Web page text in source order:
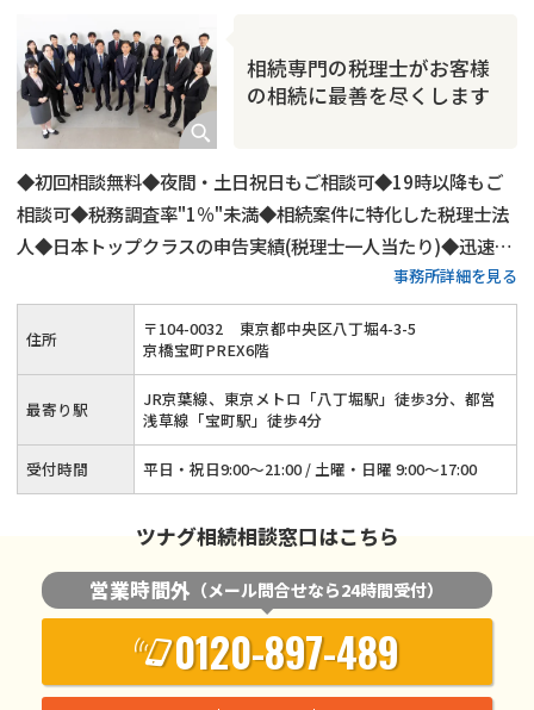
相続人調査
相続トラブル
相続専門の税理士がお客様
の相続に最善を尽くします
◆初回相談無料◆夜間・土日祝日もご相談可◆19時以降もご
相談可◆税務調査率"1％"未満◆相続案件に特化した税理士法
人◆日本トップクラスの申告実績(税理士一人当たり)◆迅速対
事務所詳細を見る
住所 〒104-0032
東京都中央区八丁堀4-3-5
京橋宝町PREX6階
最寄り駅
JR京葉線、東京メトロ「八丁堀駅」徒歩3分、都営
浅草線「宝町駅」徒歩4分
受付時間 平日・祝日9:00～21:00 / 土曜・日曜 9:00～17:00
ツナグ相続相談窓口はこちら
営業時間外 （メール問合せなら24時間受付）
0120-897-489